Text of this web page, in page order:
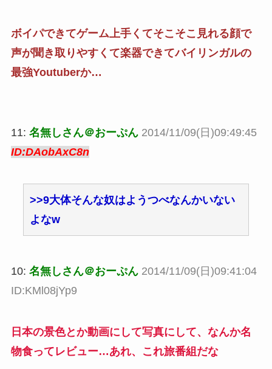
ボイパできてゲーム上手くてそこそこ見れる顔で
声が聞き取りやすくて楽器できてバイリンガルの
最強Youtuberか…
11: 名無しさん＠おーぷん 2014/11/09(日)09:49:45
ID:DAobAxC8n
>>9大体そんな奴はようつべなんかいない
よなw
10: 名無しさん＠おーぷん 2014/11/09(日)09:41:04
ID:KMl08jYp9
日本の景色とか動画にして写真にして、なんか名
物食ってレビュー…あれ、これ旅番組だな